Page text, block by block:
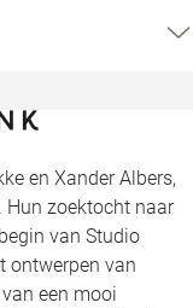
en Xander Albers,
Hun zoektocht naar
van Studio
ontwerpen van
een mooi